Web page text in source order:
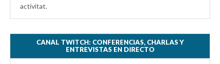
activitat.
CANAL TWITCH: CONFERENCIAS, CHARLAS Y
ENTREVISTAS EN DIRECTO